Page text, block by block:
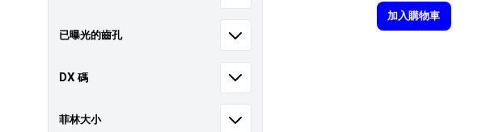
已曝光的齒孔
DX 碼
菲林大小
加入購物車